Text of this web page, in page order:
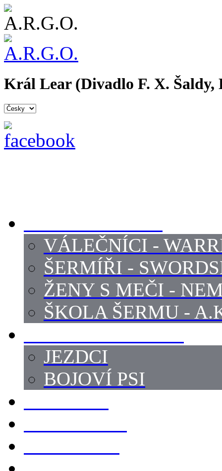
Král Lear (Divadlo F. X. Šaldy,
VÁLEČNÍCI -
ŠERMÍŘI -
ŽENY S MEČI -
ŠKOLA ŠERMU -
JEZDCI
BOJOVÍ PSI